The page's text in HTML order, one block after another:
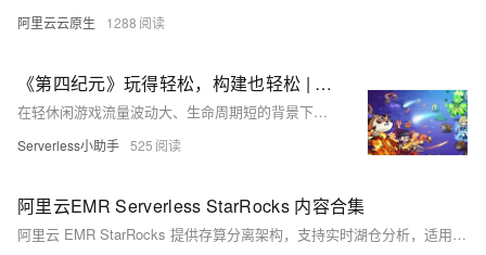
阿里云云原生 1288
《第四纪元》玩得轻松，构建也轻松 | 阿里云云原生 API 网关、函数计算助力 IGame 快速构建轻休闲游戏
在轻休闲游戏流量波动大、生命周期短的背景下，传统架构难以应对成本与扩展挑战。本文介绍了基于阿里云函数计算 FC 和 Redis 构建的新一代服务器架构，实现弹性伸缩、成本优化与高效运维，助力轻休闲游戏快速迭代与稳定运营，提升开发效率并降低运维复杂度。
Serverless小助手 525
阿里云EMR Serverless StarRocks 内容合集
阿里云 EMR StarRocks 提供存算分离架构，支持实时湖仓分析，适用于多种 OLAP 场景。结合 Paimon 与 Flink，助力企业高效处理海量数据，广泛应用于游戏、教育、生活服务等领域，显著提升数据分析效率与业务响应速度。